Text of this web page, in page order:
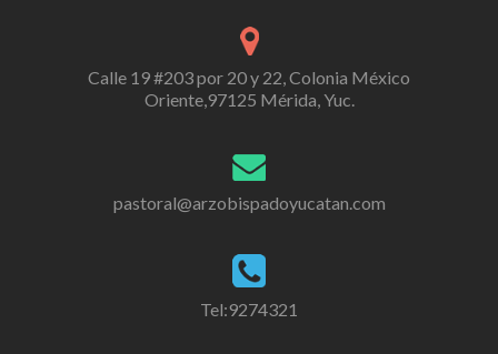
Calle 19 #203 por 20 y 22, Colonia México
Oriente,97125 Mérida, Yuc.
pastoral@arzobispadoyucatan.com
Tel:9274321